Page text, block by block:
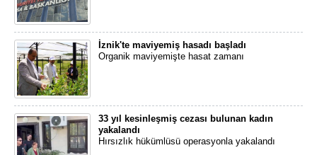
İznik'te maviyemiş hasadı başladı
Organik maviyemişte hasat zamanı
33 yıl kesinleşmiş cezası bulunan kadın
yakalandı
Hırsızlık hükümlüsü operasyonla yakalandı